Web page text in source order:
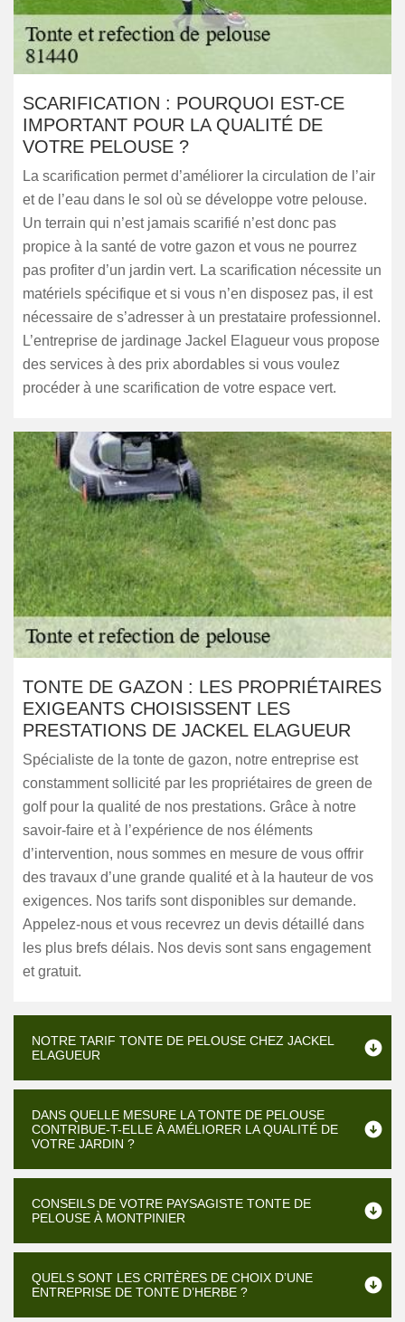
SCARIFICATION : POURQUOI EST-CE
IMPORTANT POUR LA QUALITÉ DE
VOTRE PELOUSE ?
La scarification permet d’améliorer la circulation de l’air
et de l’eau dans le sol où se développe votre pelouse.
Un terrain qui n’est jamais scarifié n’est donc pas
propice à la santé de votre gazon et vous ne pourrez
pas profiter d’un jardin vert. La scarification nécessite un
matériels spécifique et si vous n’en disposez pas, il est
nécessaire de s’adresser à un prestataire professionnel.
L’entreprise de jardinage Jackel Elagueur vous propose
des services à des prix abordables si vous voulez
procéder à une scarification de votre espace vert.
TONTE DE GAZON : LES PROPRIÉTAIRES
EXIGEANTS CHOISISSENT LES
PRESTATIONS DE JACKEL ELAGUEUR
Spécialiste de la tonte de gazon, notre entreprise est
constamment sollicité par les propriétaires de green de
golf pour la qualité de nos prestations. Grâce à notre
savoir-faire et à l’expérience de nos éléments
d’intervention, nous sommes en mesure de vous offrir
des travaux d’une grande qualité et à la hauteur de vos
exigences. Nos tarifs sont disponibles sur demande.
Appelez-nous et vous recevrez un devis détaillé dans
les plus brefs délais. Nos devis sont sans engagement
et gratuit.
NOTRE TARIF TONTE DE PELOUSE CHEZ JACKEL
ELAGUEUR
DANS QUELLE MESURE LA TONTE DE PELOUSE
CONTRIBUE-T-ELLE À AMÉLIORER LA QUALITÉ DE
VOTRE JARDIN ?
CONSEILS DE VOTRE PAYSAGISTE TONTE DE
PELOUSE À MONTPINIER
QUELS SONT LES CRITÈRES DE CHOIX D’UNE
ENTREPRISE DE TONTE D’HERBE ?